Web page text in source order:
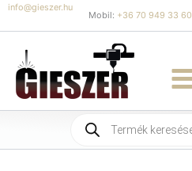
Skip
to
content
info@gieszer.hu
Mobil: +36 70 949 33 60
Products
search